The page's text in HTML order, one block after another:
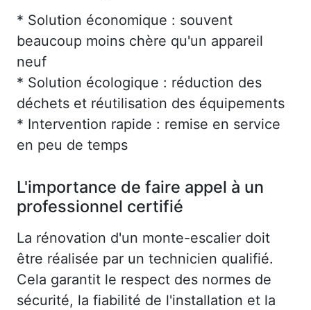
* Solution économique : souvent
beaucoup moins chère qu'un appareil
neuf
* Solution écologique : réduction des
déchets et réutilisation des équipements
* Intervention rapide : remise en service
en peu de temps
L'importance de faire appel à un
professionnel certifié
La rénovation d'un monte-escalier doit
être réalisée par un technicien qualifié.
Cela garantit le respect des normes de
sécurité, la fiabilité de l'installation et la